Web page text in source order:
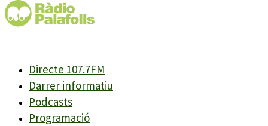
Directe 107.7FM
Darrer informatiu
Podcasts
Programació